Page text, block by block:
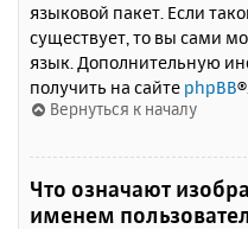
языковой пакет. Если
существует, то вы сами
язык. Дополнительную
получить на сайте phpBB
Вернуться к началу
Что означают
именем